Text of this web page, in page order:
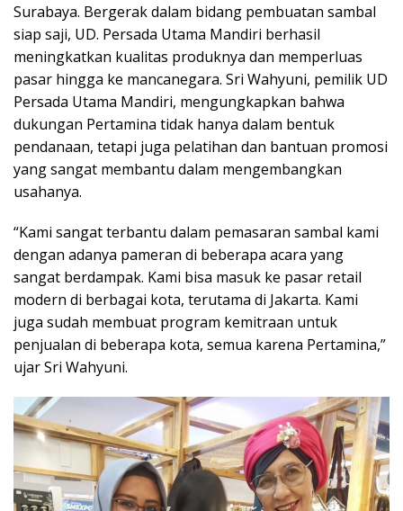
Surabaya. Bergerak dalam bidang pembuatan sambal
siap saji, UD. Persada Utama Mandiri berhasil
meningkatkan kualitas produknya dan memperluas
pasar hingga ke mancanegara. Sri Wahyuni, pemilik UD
Persada Utama Mandiri, mengungkapkan bahwa
dukungan Pertamina tidak hanya dalam bentuk
pendanaan, tetapi juga pelatihan dan bantuan promosi
yang sangat membantu dalam mengembangkan
usahanya.
“Kami sangat terbantu dalam pemasaran sambal kami
dengan adanya pameran di beberapa acara yang
sangat berdampak. Kami bisa masuk ke pasar retail
modern di berbagai kota, terutama di Jakarta. Kami
juga sudah membuat program kemitraan untuk
penjualan di beberapa kota, semua karena Pertamina,”
ujar Sri Wahyuni.